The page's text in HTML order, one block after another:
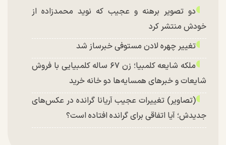
دو تصویر برهنه و عجیب که نوید محمدزاده از
خودش منتشر کرد
تغییر چهره لادن مستوفی خبرساز شد
ملکه شایعه کلمبیا؛ زن ۶۷ ساله کلمبیایی با فروش
شایعات و خبر‌های همسایه‌ها دو خانه خرید
(تصاویر) تغییرات عجیب آریانا گرانده در عکس‌های
جدیدش؛ آیا اتفاقی برای گرانده افتاده است؟